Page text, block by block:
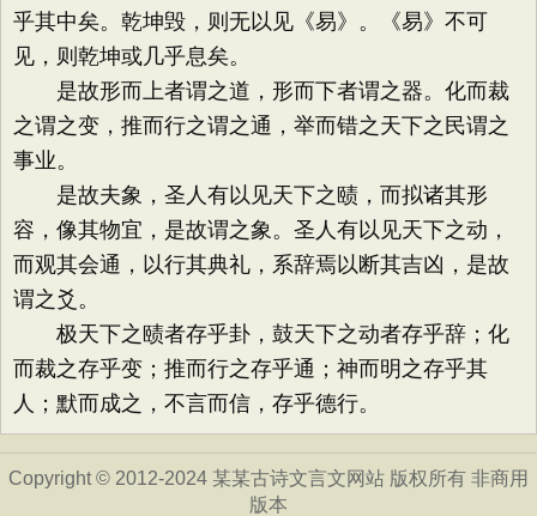
乎其中矣。乾坤毁，则无以见《易》。《易》不可
见，则乾坤或几乎息矣。
是故形而上者谓之道，形而下者谓之器。化而裁
之谓之变，推而行之谓之通，举而错之天下之民谓之
事业。
是故夫象，圣人有以见天下之赜，而拟诸其形
容，像其物宜，是故谓之象。圣人有以见天下之动，
而观其会通，以行其典礼，系辞焉以断其吉凶，是故
谓之爻。
极天下之赜者存乎卦，鼓天下之动者存乎辞；化
而裁之存乎变；推而行之存乎通；神而明之存乎其
人；默而成之，不言而信，存乎德行。
Copyright © 2012-2024 某某古诗文言文网站 版权所有 非商用
版本